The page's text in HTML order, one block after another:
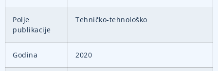
Polje
publikacije
Tehničko-tehnološko
Godina 2020